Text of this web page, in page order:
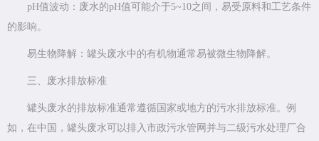
pH值波动：废水的pH值可能介于5~10之间，易受原料和工艺条件
的影响。
易生物降解：罐头废水中的有机物通常易被微生物降解。
三、废水排放标准
罐头废水的排放标准通常遵循国家或地方的污水排放标准。例
如，在中国，罐头废水可以排入市政污水管网并与二级污水处理厂合